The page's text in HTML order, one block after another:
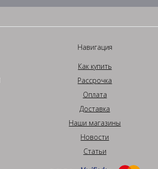
Навигация
Как купить
Рассрочка
Оплата
Доставка
Наши магазины
Новости
Статьи